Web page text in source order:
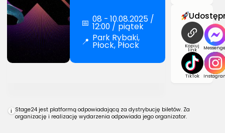
📅 08 - 10.08.2025 /
12:00 / piątek
📍 Park Rybaki,
Płock, Płock Kopiuj
link
TikTok
i Stage24 jest platformą odpowiadającą za dystrybucję biletów. Za
organizację i realizację wydarzenia odpowiada jego organizator.